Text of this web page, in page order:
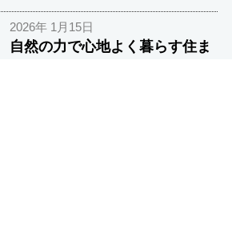
2026年 1月15日
自然の力で心地よく暮らす住ま